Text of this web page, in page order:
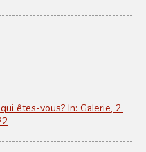
êtes-vous? In: Galerie, 2.